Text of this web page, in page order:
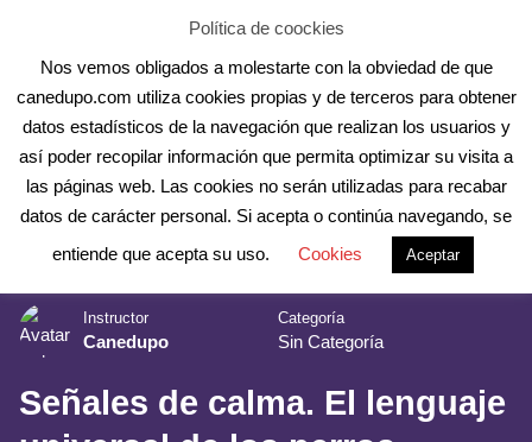
content
Aula Online Contacto Registro
Instructor
Canedupo
Categoría
Sin Categoría
Señales de calma. El lenguaje
Política de coockies
Nos vemos obligados a molestarte con la obviedad de que
canedupo.com utiliza cookies propias y de terceros para obtener
datos estadísticos de la navegación que realizan los usuarios y
así poder recopilar información que permita optimizar su visita a
las páginas web. Las cookies no serán utilizadas para recabar
datos de carácter personal. Si acepta o continúa navegando, se
entiende que acepta su uso.
Cookies Aceptar